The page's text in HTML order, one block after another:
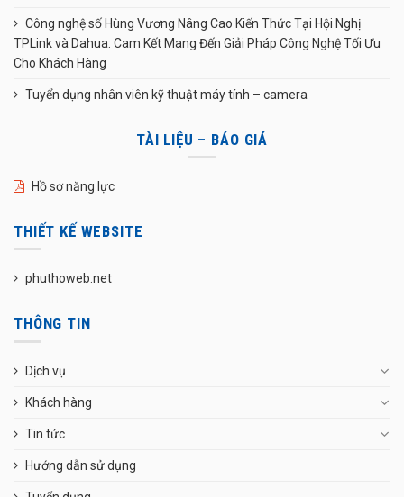
Công nghệ số Hùng Vương Nâng Cao Kiến Thức Tại Hội Nghị
TPLink và Dahua: Cam Kết Mang Đến Giải Pháp Công Nghệ Tối Ưu
Cho Khách Hàng
Tuyển dụng nhân viên kỹ thuật máy tính – camera
TÀI LIỆU – BÁO GIÁ
Hồ sơ năng lực
THIẾT KẾ WEBSITE
phuthoweb.net
THÔNG TIN
Dịch vụ
Khách hàng
Tin tức
Hướng dẫn sử dụng